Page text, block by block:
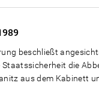
beschließt
Staatssicherheit die
aus dem Kabinett